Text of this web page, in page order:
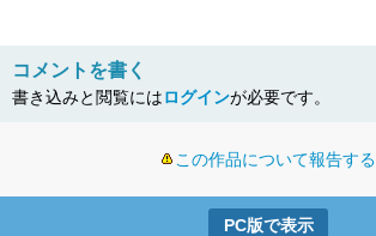
コメントを書く
書き込みと閲覧にはログインが必要です。
この作品について報告する
PC版で表示